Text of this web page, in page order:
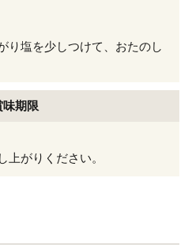
り塩を少しつけて、おたのし
味期限
がりください。